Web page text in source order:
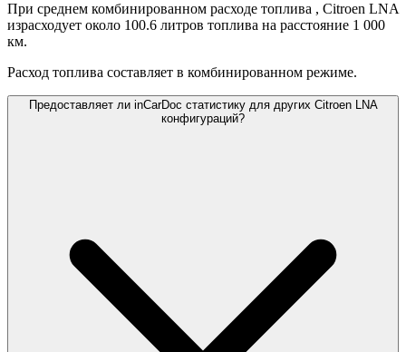
При среднем комбинированном расходе топлива , Citroen LNA
израсходует около 100.6 литров топлива на расстояние 1 000
км.
Расход топлива составляет в комбинированном режиме.
Предоставляет ли inCarDoc статистику для других Citroen LNA
конфигураций?